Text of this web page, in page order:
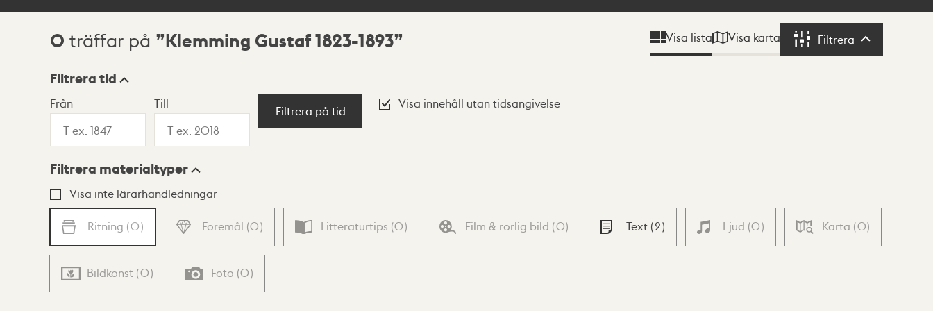
Sökresultat
0 träffar på Klemming Gustaf 1823-1893 Visa lista Visa karta Filtrera Filtrera
Visningsläge
Lista Karta
Filtrera tid
Från Till
Filtrera på tid
Visa innehåll utan tidsangivelse
Filtrera materialtyper
Visa inte lärarhandledningar
Ritning (0) Föremål (0) Litteraturtips (0) Film & rörlig bild (0) Text (2) Ljud (0) Karta (0)
Bildkonst (0) Foto (0)